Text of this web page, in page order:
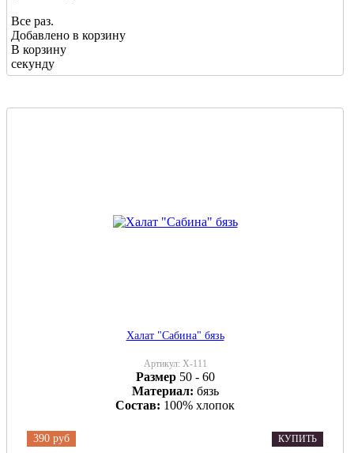
Все раз.
Добавлено в корзину
В корзину
секунду
Халат "Сабина" бязь
Артикул: Х-111
Размер 50 - 60
Материал: бязь
Состав: 100% хлопок
390 руб КУПИТЬ